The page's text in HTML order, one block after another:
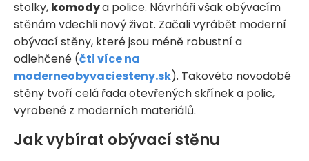
stolky, komodya police. Návrháři však obývacím
stěnám vdechli nový život. Začali vyrábět moderní
obývací stěny, které jsou méně robustní a
odlehčené (čti více na
moderneobyvaciesteny.sk). Takovéto novodobé
stěny tvoří celá řada otevřených skřínek a polic,
vyrobené z moderních materiálů.
Jak vybírat obývací stěnu